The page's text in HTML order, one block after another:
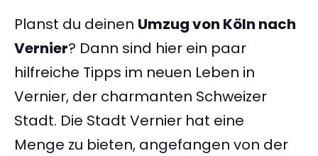
Planst du deinen Umzug von Köln nach
Vernier? Dann sind hier ein paar
hilfreiche Tipps im neuen Leben in
Vernier, der charmanten Schweizer
Stadt. Die Stadt Vernier hat eine
Menge zu bieten, angefangen von der